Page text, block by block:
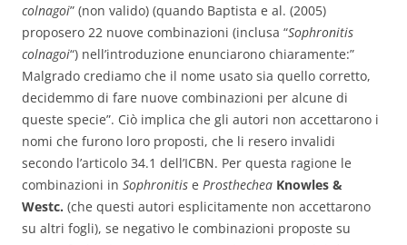
colnagoi” (non valido) (quando Baptista e al. (2005)
proposero 22 nuove combinazioni (inclusa “Sophronitis
colnagoi“) nell’introduzione enunciarono chiaramente:”
Malgrado crediamo che il nome usato sia quello corretto,
decidemmo di fare nuove combinazioni per alcune di
queste specie”. Ciò implica che gli autori non accettarono i
nomi che furono loro proposti, che li resero invalidi
secondo l’articolo 34.1 dell’ICBN. Per questa ragione le
combinazioni in Sophronitis e Prosthechea Knowles &
Westc. (che questi autori esplicitamente non accettarono
su altri fogli), se negativo le combinazioni proposte su